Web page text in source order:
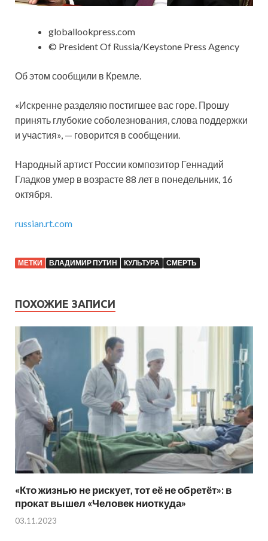
globallookpress.com
© President Of Russia/Keystone Press Agency
Об этом сообщили в Кремле.
«Искренне разделяю постигшее вас горе. Прошу
принять глубокие соболезнования, слова поддержки
и участия», — говорится в сообщении.
Народный артист России композитор Геннадий
Гладков умер в возрасте 88 лет в понедельник, 16
октября.
russian.rt.com
МЕТКИ ВЛАДИМИР ПУТИН КУЛЬТУРА СМЕРТЬ
ПОХОЖИЕ ЗАПИСИ
«Кто жизнью не рискует, тот её не обретёт»: в
прокат вышел «Человек ниоткуда»
03.11.2023